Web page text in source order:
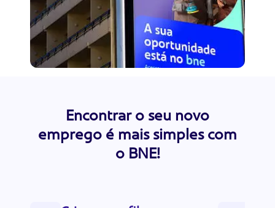
Encontrar o seu novo
emprego é mais simples com
o BNE!